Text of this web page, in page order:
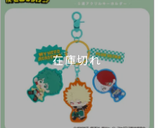
在庫切れ